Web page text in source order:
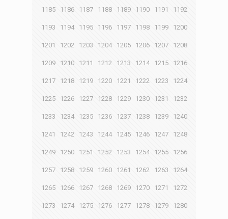
1185 1186 1187 1188 1189 1190 1191 1192
1193 1194 1195 1196 1197 1198 1199 1200
1201 1202 1203 1204 1205 1206 1207 1208
1209 1210 1211 1212 1213 1214 1215 1216
1217 1218 1219 1220 1221 1222 1223 1224
1225 1226 1227 1228 1229 1230 1231 1232
1233 1234 1235 1236 1237 1238 1239 1240
1241 1242 1243 1244 1245 1246 1247 1248
1249 1250 1251 1252 1253 1254 1255 1256
1257 1258 1259 1260 1261 1262 1263 1264
1265 1266 1267 1268 1269 1270 1271 1272
1273 1274 1275 1276 1277 1278 1279 1280